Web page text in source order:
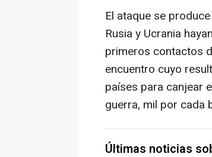
El ataque se
Rusia y Ucrania
primeros contactos
encuentro cuyo
países para canjear
guerra, mil por cada
Últimas noticias